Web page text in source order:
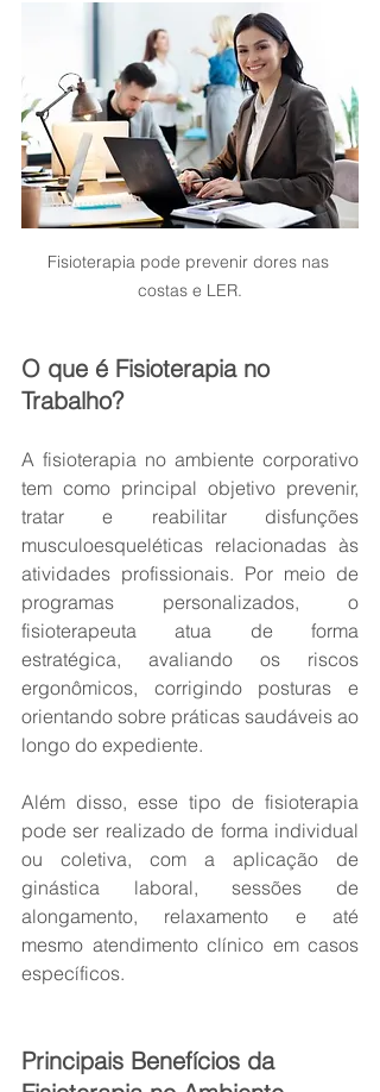
Fisioterapia pode prevenir dores nas
costas e LER.
O que é Fisioterapia no
Trabalho?
A fisioterapia no ambiente corporativo
tem como principal objetivo prevenir,
tratar e reabilitar disfunções
musculoesqueléticas relacionadas às
atividades profissionais. Por meio de
programas personalizados, o
fisioterapeuta atua de forma
estratégica, avaliando os riscos
ergonômicos, corrigindo posturas e
orientando sobre práticas saudáveis ao
longo do expediente.
Além disso, esse tipo de fisioterapia
pode ser realizado de forma individual
ou coletiva, com a aplicação de
ginástica laboral, sessões de
alongamento, relaxamento e até
mesmo atendimento clínico em casos
específicos.
Principais Benefícios da